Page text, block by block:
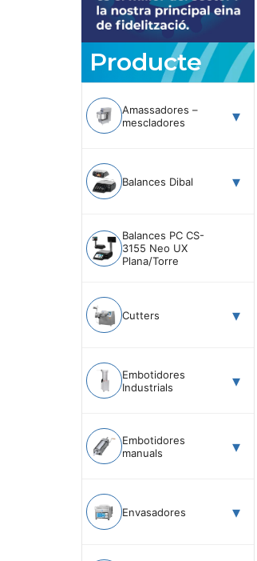
Producte
Amassadores –
mescladores
Balances Dibal
Balances PC CS-
3155 Neo UX
Plana/Torre
Cutters
Embotidores
Industrials
Embotidores
manuals
Envasadores